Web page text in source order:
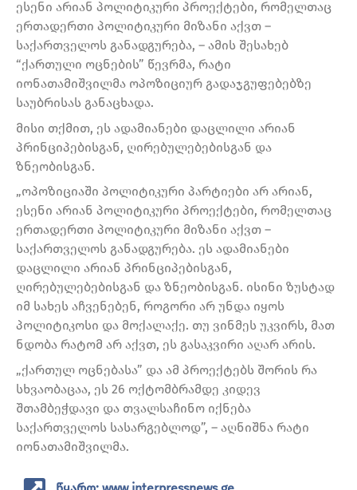
ესენი არიან პოლიტიკური პროექტები, რომელთაც
ერთადერთი პოლიტიკური მიზანი აქვთ –
საქართველოს განადგურება, – ამის შესახებ
“ქართული ოცნების” წევრმა, რატი
იონათამიშვილმა ოპოზიციურ გადაჯგუფებებზე
საუბრისას განაცხადა.
მისი თქმით, ეს ადამიანები დაცლილი არიან
პრინციპებისგან, ღირებულებებისგან და
ზნეობისგან.
„ოპოზიციაში პოლიტიკური პარტიები არ არიან,
ესენი არიან პოლიტიკური პროექტები, რომელთაც
ერთადერთი პოლიტიკური მიზანი აქვთ –
საქართველოს განადგურება. ეს ადამიანები
დაცლილი არიან პრინციპებისგან,
ღირებულებებისგან და ზნეობისგან. ისინი ზუსტად
იმ სახეს აჩვენებენ, როგორი არ უნდა იყოს
პოლიტიკოსი და მოქალაქე. თუ ვინმეს უკვირს, მათ
ნდობა რატომ არ აქვთ, ეს გასაკვირი აღარ არის.
„ქართულ ოცნებასა” და ამ პროექტებს შორის რა
სხვაობაცაა, ეს 26 ოქტომბრამდე კიდევ
შთამბეჭდავი და თვალსაჩინო იქნება
საქართველოს სასარგებლოდ”, – აღნიშნა რატი
იონათამიშვილმა.